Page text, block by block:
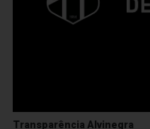
Transparência Alvinegra